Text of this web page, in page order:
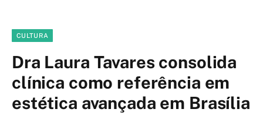
CULTURA
Dra Laura Tavares consolida
clínica como referência em
estética avançada em Brasília